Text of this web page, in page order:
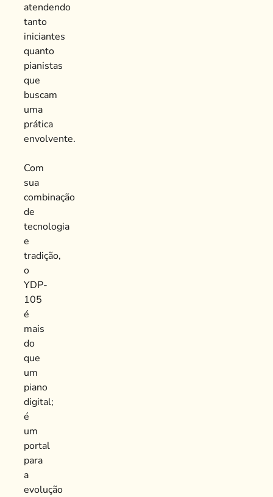
atendendo
tanto
iniciantes
quanto
pianistas
que
buscam
uma
prática
envolvente.
Com
sua
combinação
de
tecnologia
e
tradição,
o
YDP-
105
é
mais
do
que
um
piano
digital;
é
um
portal
para
a
evolução